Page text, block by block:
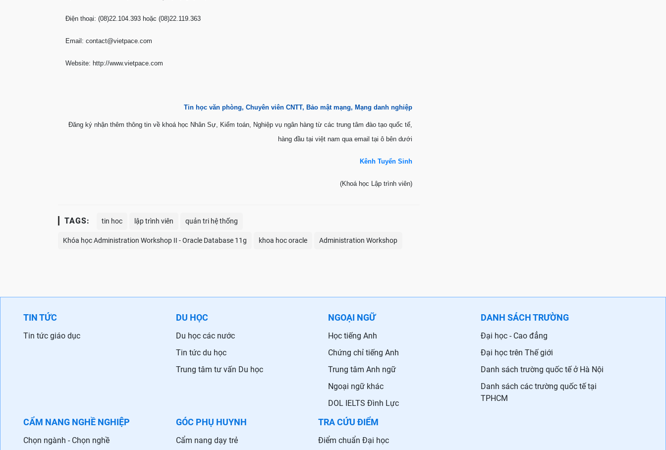
Điện thoại: (08)22.104.393 hoặc (08)22.119.363
Email: contact@vietpace.com
Website: http://www.vietpace.com
Tin học văn phòng, Chuyên viên CNTT, Bảo mật mạng, Mạng danh nghiệp
Đăng ký nhận thêm thông tin về khoá học Nhân Sự, Kiểm toán, Nghiệp vụ ngân hàng từ các trung tâm đào tạo quốc tế,
hàng đầu tại việt nam qua email tại ô bên dưới
Kênh Tuyển Sinh
(Khoá học Lập trình viên)
TAGS: tin hoc lập trình viên quản tri hệ thống
Khóa học Administration Workshop II - Oracle Database 11g khoa hoc oracle Administration Workshop
TIN TỨC
Tin tức giáo dục
DU HỌC
Du học các nước
Tin tức du học
Trung tâm tư vấn Du học
NGOẠI NGỮ
Học tiếng Anh
Chứng chỉ tiếng Anh
Trung tâm Anh ngữ
Ngoại ngữ khác
DOL IELTS Đình Lực
DANH SÁCH TRƯỜNG
Đại học - Cao đẳng
Đại học trên Thế giới
Danh sách trường quốc tế ở Hà Nội
Danh sách các trường quốc tế tại
TPHCM
CẨM NANG NGHỀ NGHIỆP
Chọn ngành - Chọn nghề
GÓC PHỤ HUYNH
Cẩm nang dạy trẻ
TRA CỨU ĐIỂM
Điểm chuẩn Đại học